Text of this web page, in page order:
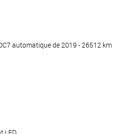
automatique de 2019 - 26512 km